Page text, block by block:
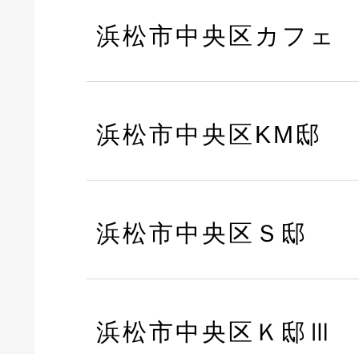
浜松市中央区カフェ
浜松市中央区KM邸
浜松市中央区Ｓ邸
浜松市中央区Ｋ邸Ⅲ